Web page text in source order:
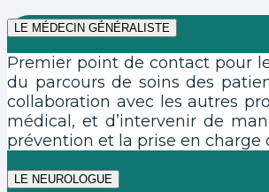
LE MÉDECIN GÉNÉRALISTE
Premier point de contact pour
du parcours de soins des
collaboration avec les autres
médical, et d’intervenir de
prévention et la prise en charge
LE NEUROLOGUE